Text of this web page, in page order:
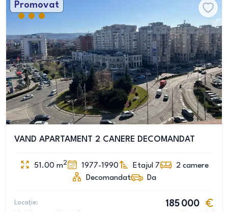
Promovat
VAND APARTAMENT 2 CANERE DECOMANDAT
51.00 m2 1977-1990 Etajul 7 2 camere
Decomandat
Da
Locație:
185 000